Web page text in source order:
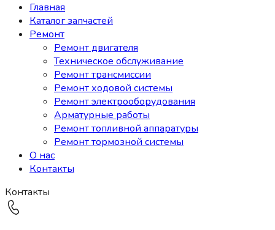
Главная
Каталог запчастей
Ремонт
Ремонт двигателя
Техническое обслуживание
Ремонт трансмиссии
Ремонт ходовой системы
Ремонт электрооборудования
Арматурные работы
Ремонт топливной аппаратуры
Ремонт тормозной системы
О нас
Контакты
Контакты